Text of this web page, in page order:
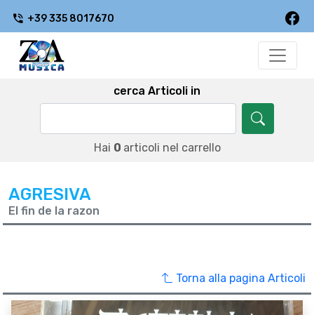
+39 335 8017670
cerca Articoli in
Hai 0 articoli nel carrello
AGRESIVA
El fin de la razon
Torna alla pagina Articoli